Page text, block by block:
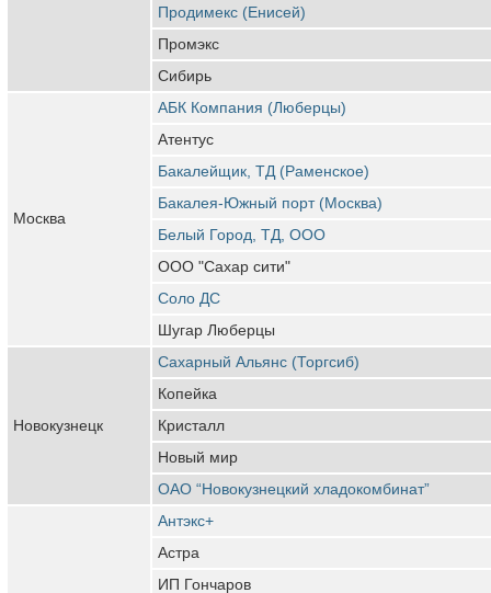
Продимекс (Енисей)
Промэкс
Сибирь
Москва
АБК Компания (Люберцы)
Атентус
Бакалейщик, ТД (Раменское)
Бакалея-Южный порт (Москва)
Белый Город, ТД, ООО
ООО "Сахар сити"
Соло ДС
Шугар Люберцы
Новокузнецк
Сахарный Альянс (Торгсиб)
Копейка
Кристалл
Новый мир
ОАО “Новокузнецкий хладокомбинат”
Антэкс+
Астра
ИП Гончаров